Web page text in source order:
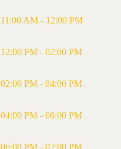
11:00 AM - 12:00 PM
12:00 PM - 02:00 PM
02:00 PM - 04:00 PM
04:00 PM - 06:00 PM
06:00 PM - 07:00 PM